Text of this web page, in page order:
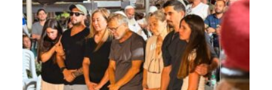
איציק נועם מייסד מקומו ערב ערב נפטר